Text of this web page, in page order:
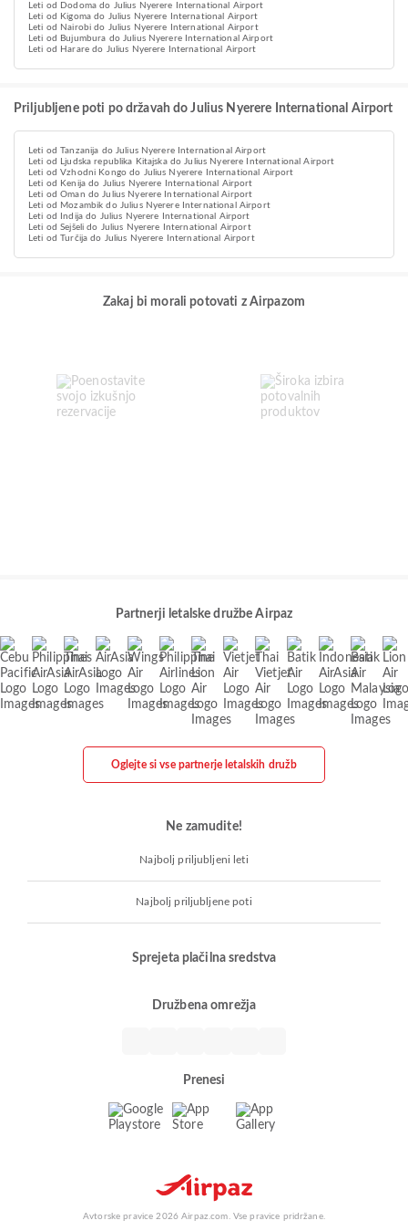
Leti od Dodoma do Julius Nyerere International Airport
Leti od Kigoma do Julius Nyerere International Airport
Leti od Nairobi do Julius Nyerere International Airport
Leti od Bujumbura do Julius Nyerere International Airport
Leti od Harare do Julius Nyerere International Airport
Priljubljene poti po državah do Julius Nyerere International Airport
Leti od Tanzanija do Julius Nyerere International Airport
Leti od Ljudska republika Kitajska do Julius Nyerere International Airport
Leti od Vzhodni Kongo do Julius Nyerere International Airport
Leti od Kenija do Julius Nyerere International Airport
Leti od Oman do Julius Nyerere International Airport
Leti od Mozambik do Julius Nyerere International Airport
Leti od Indija do Julius Nyerere International Airport
Leti od Sejšeli do Julius Nyerere International Airport
Leti od Turčija do Julius Nyerere International Airport
Zakaj bi morali potovati z Airpazom
Partnerji letalske družbe Airpaz
Oglejte si vse partnerje letalskih družb
Ne zamudite!
Najbolj priljubljeni leti
Najbolj priljubljene poti
Sprejeta plačilna sredstva
Družbena omrežja
Prenesi
Avtorske pravice 2026 Airpaz.com. Vse pravice pridržane.